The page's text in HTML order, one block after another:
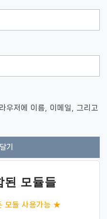
우저에 이름, 이메일, 그리고
된 모듈들
모듈 사용가능 ★